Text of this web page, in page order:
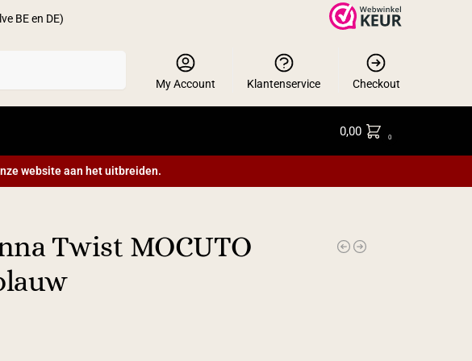
BE en DE)
My Account Klantenservice Checkout
0,00 0
website aan het uitbreiden.
Twist MOCUTO